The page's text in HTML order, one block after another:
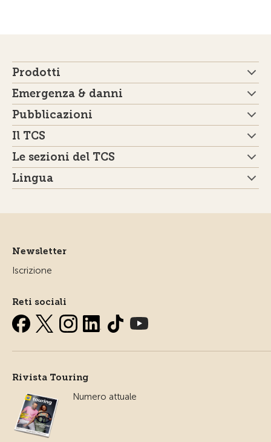
Prodotti
Emergenza & danni
Pubblicazioni
Il TCS
Le sezioni del TCS
Lingua
Newsletter
Iscrizione
Reti sociali
Rivista Touring
Numero attuale